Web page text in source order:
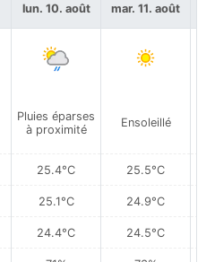
lun. 10. août
Pluies éparses
à proximité
25.4°C
25.1°C
24.4°C
mar. 11. août
Ensoleillé
25.5°C
24.9°C
24.5°C